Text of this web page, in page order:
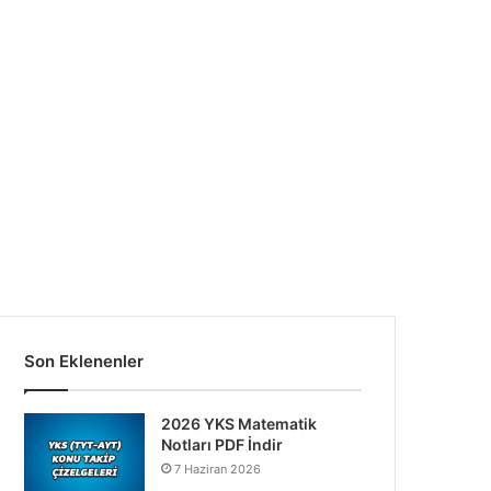
Son Eklenenler
2026 YKS Matematik
Notları PDF İndir
7 Haziran 2026